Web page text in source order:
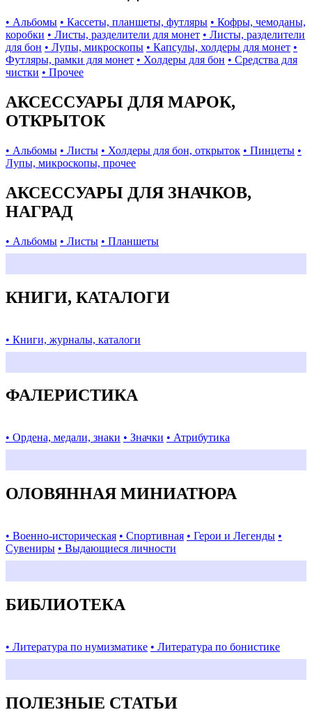
• Альбомы • Кассеты, планшеты, футляры • Кофры, чемоданы,
коробки • Листы, разделители для монет • Листы, разделители
для бон • Лупы, микроскопы • Капсулы, холдеры для монет •
Футляры, рамки для монет • Холдеры для бон • Средства для
чистки • Прочее
АКСЕССУАРЫ ДЛЯ МАРОК,
ОТКРЫТОК
• Альбомы • Листы • Холдеры для бон, открыток • Пинцеты •
Лупы, микроскопы, прочее
АКСЕССУАРЫ ДЛЯ ЗНАЧКОВ,
НАГРАД
• Альбомы • Листы • Планшеты
КНИГИ, КАТАЛОГИ
• Книги, журналы, каталоги
ФАЛЕРИСТИКА
• Ордена, медали, знаки • Значки • Атрибутика
ОЛОВЯННАЯ МИНИАТЮРА
• Военно-историческая • Спортивная • Герои и Легенды •
Сувениры • Выдающиеся личности
БИБЛИОТЕКА
• Литература по нумизматике • Литература по бонистике
ПОЛЕЗНЫЕ СТАТЬИ